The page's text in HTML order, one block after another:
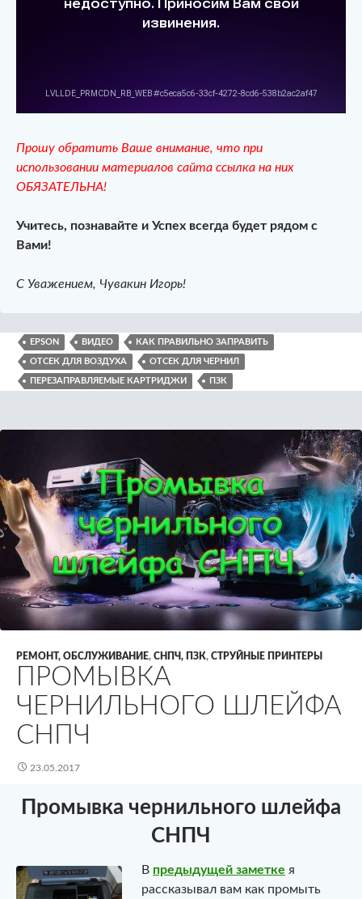
Прошу обратить Ваше внимание, что при
использовании материалов сайта ссылка на них
ОБЯЗАТЕЛЬНА!
Учитесь, познавайте и Успех всегда будет рядом с
Вами!
С Уважением, Чувакин Игорь!
EPSON ВИДЕО КАК ПРАВИЛЬНО ЗАПРАВИТЬ
ОТСЕК ДЛЯ ВОЗДУХА ОТСЕК ДЛЯ ЧЕРНИЛ
ПЕРЕЗАПРАВЛЯЕМЫЕ КАРТРИДЖИ ПЗК
РЕМОНТ, ОБСЛУЖИВАНИЕ, СНПЧ, ПЗК, СТРУЙНЫЕ ПРИНТЕРЫ
ПРОМЫВКА
ЧЕРНИЛЬНОГО ШЛЕЙФА
СНПЧ
23.05.2017
Промывка чернильного шлейфа
СНПЧ
В предыдущей заметке я
рассказывал вам как промыть